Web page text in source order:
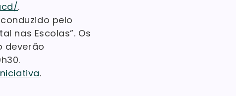
.
pelo
nas Escolas”. Os
deverão
.